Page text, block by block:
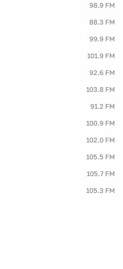
98.9 FM
88.3 FM
99.9 FM
101.9 FM
92.6 FM
103.8 FM
91.2 FM
100.9 FM
102.0 FM
105.5 FM
105.7 FM
105.3 FM